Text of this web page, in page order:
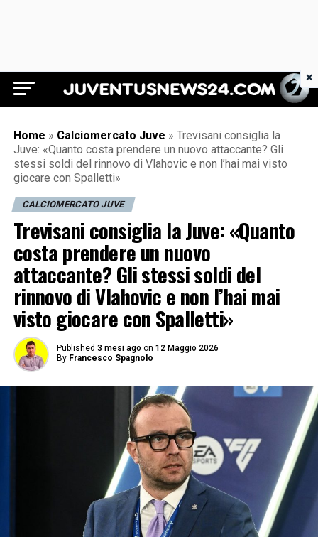
Juventus News 24
Home » Calciomercato Juve » Trevisani consiglia la
Juve: «Quanto costa prendere un nuovo attaccante? Gli
stessi soldi del rinnovo di Vlahovic e non l’hai mai visto
giocare con Spalletti»
CALCIOMERCATO JUVE
Trevisani consiglia la Juve: «Quanto
costa prendere un nuovo
attaccante? Gli stessi soldi del
rinnovo di Vlahovic e non l’hai mai
visto giocare con Spalletti»
Published 3 mesi ago on 12 Maggio 2026
By Francesco Spagnolo
×